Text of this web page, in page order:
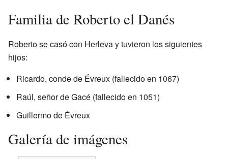
Familia de Roberto el Danés
Roberto se casó con Herleva y tuvieron los siguientes
hijos:
Ricardo, conde de Évreux (fallecido en 1067)
Raúl, señor de Gacé (fallecido en 1051)
Guillermo de Évreux
Galería de imágenes